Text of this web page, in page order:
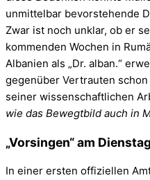
unmittelbar bevorstehende
Zwar ist noch unklar, ob er
kommenden Wochen in
Albanien als „Dr. alban.“
gegenüber Vertrauten
seiner wissenschaftlichen
wie das Bewegtbild auch in
„Vorsingen“ am
In einer ersten offiziellen